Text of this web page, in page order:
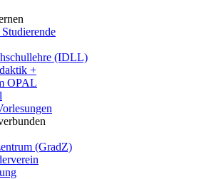
(IDLL)
+
OPAL
(GradZ)